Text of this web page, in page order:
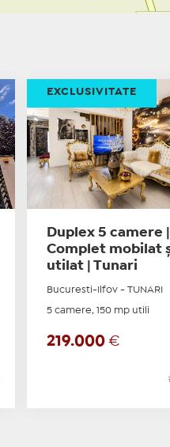
Duplex 5 camere |
Complet mobilat
utilat | Tunari
Bucuresti-Ilfov - TUNARI
5 camere, 150 mp utili
219.000€
EXCLUSIVITATE